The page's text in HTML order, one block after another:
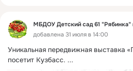
МБДОУ Детский сад 61 "Рябинка"
добавлена 31 июля в 14:00
Уникальная передвижная выставка
посетит Кузбасс. ...